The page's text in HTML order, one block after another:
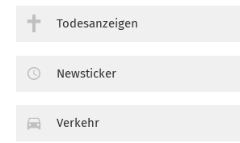
Todesanzeigen
Newsticker
Verkehr